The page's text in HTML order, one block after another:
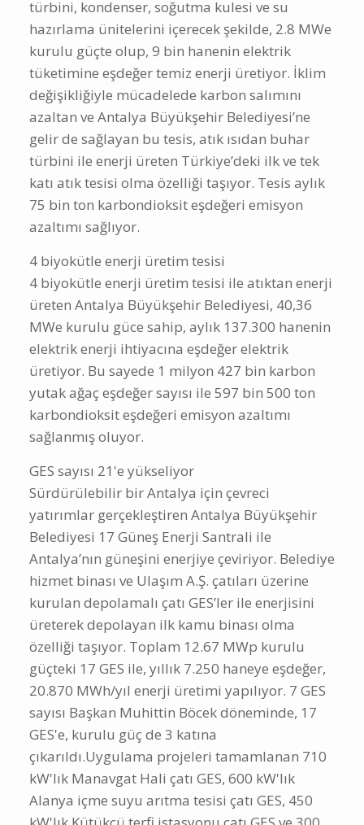
türbini, kondenser, soğutma kulesi ve su
hazırlama ünitelerini içerecek şekilde, 2.8 MWe
kurulu güçte olup, 9 bin hanenin elektrik
tüketimine eşdeğer temiz enerji üretiyor. İklim
değişikliğiyle mücadelede karbon salımını
azaltan ve Antalya Büyükşehir Belediyesi’ne
gelir de sağlayan bu tesis, atık ısıdan buhar
türbini ile enerji üreten Türkiye’deki ilk ve tek
katı atık tesisi olma özelliği taşıyor. Tesis aylık
75 bin ton karbondioksit eşdeğeri emisyon
azaltımı sağlıyor.
4 biyokütle enerji üretim tesisi
4 biyokütle enerji üretim tesisi ile atıktan enerji
üreten Antalya Büyükşehir Belediyesi, 40,36
MWe kurulu güce sahip, aylık 137.300 hanenin
elektrik enerji ihtiyacına eşdeğer elektrik
üretiyor. Bu sayede 1 milyon 427 bin karbon
yutak ağaç eşdeğer sayısı ile 597 bin 500 ton
karbondioksit eşdeğeri emisyon azaltımı
sağlanmış oluyor.
GES sayısı 21'e yükseliyor
Sürdürülebilir bir Antalya için çevreci
yatırımlar gerçekleştiren Antalya Büyükşehir
Belediyesi 17 Güneş Enerji Santrali ile
Antalya’nın güneşini enerjiye çeviriyor. Belediye
hizmet binası ve Ulaşım A.Ş. çatıları üzerine
kurulan depolamalı çatı GES’ler ile enerjisini
üreterek depolayan ilk kamu binası olma
özelliği taşıyor. Toplam 12.67 MWp kurulu
güçteki 17 GES ile, yıllık 7.250 haneye eşdeğer,
20.870 MWh/yıl enerji üretimi yapılıyor. 7 GES
sayısı Başkan Muhittin Böcek döneminde, 17
GES'e, kurulu güç de 3 katına
çıkarıldı.Uygulama projeleri tamamlanan 710
kW'lık Manavgat Hali çatı GES, 600 kW'lık
Alanya içme suyu arıtma tesisi çatı GES, 450